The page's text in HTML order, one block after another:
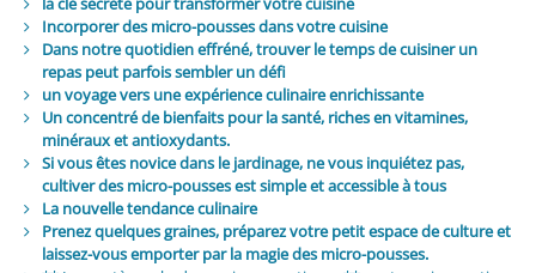
Incorporer des micro-pousses dans votre cuisine
Dans notre quotidien effréné, trouver le temps de cuisiner un
repas peut parfois sembler un défi
un voyage vers une expérience culinaire enrichissante
Un concentré de bienfaits pour la santé, riches en vitamines,
minéraux et antioxydants.
Si vous êtes novice dans le jardinage, ne vous inquiétez pas,
cultiver des micro-pousses est simple et accessible à tous
La nouvelle tendance culinaire
Prenez quelques graines, préparez votre petit espace de culture et
laissez-vous emporter par la magie des micro-pousses.